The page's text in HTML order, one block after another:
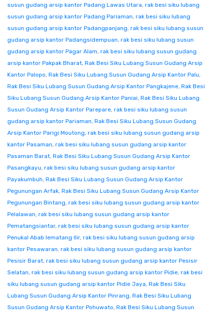
susun gudang arsip kantor Padang Lawas Utara, rak besi siku lubang
susun gudang arsip kantor Padang Pariaman, rak besi siku lubang
susun gudang arsip kantor Padangpanjang, rak besi siku lubang susun
gudang arsip kantor Padangsidempuan, rak besi siku lubang susun
gudang arsip kantor Pagar Alam, rak besi siku lubang susun gudang
arsip kantor Pakpak Bharat, Rak Besi Siku Lubang Susun Gudang Arsip
Kantor Palopo, Rak Besi Siku Lubang Susun Gudang Arsip Kantor Palu,
Rak Besi Siku Lubang Susun Gudang Arsip Kantor Pangkajene, Rak Besi
Siku Lubang Susun Gudang Arsip Kantor Paniai, Rak Besi Siku Lubang
Susun Gudang Arsip Kantor Parepare, rak besi siku lubang susun
gudang arsip kantor Pariaman, Rak Besi Siku Lubang Susun Gudang
Arsip Kantor Parigi Moutong, rak besi siku lubang susun gudang arsip
kantor Pasaman, rak besi siku lubang susun gudang arsip kantor
Pasaman Barat, Rak Besi Siku Lubang Susun Gudang Arsip Kantor
Pasangkayu, rak besi siku lubang susun gudang arsip kantor
Payakumbuh, Rak Besi Siku Lubang Susun Gudang Arsip Kantor
Pegunungan Arfak, Rak Besi Siku Lubang Susun Gudang Arsip Kantor
Pegunungan Bintang, rak besi siku lubang susun gudang arsip kantor
Pelalawan, rak besi siku lubang susun gudang arsip kantor
Pematangsiantar, rak besi siku lubang susun gudang arsip kantor
Penukal Abab lematang Ilir, rak besi siku lubang susun gudang arsip
kantor Pesawaran, rak besi siku lubang susun gudang arsip kantor
Pesisir Barat, rak besi siku lubang susun gudang arsip kantor Pesisir
Selatan, rak besi siku lubang susun gudang arsip kantor Pidie, rak besi
siku lubang susun gudang arsip kantor Pidie Jaya, Rak Besi Siku
Lubang Susun Gudang Arsip Kantor Pinrang, Rak Besi Siku Lubang
Susun Gudang Arsip Kantor Pohuwato, Rak Besi Siku Lubang Susun